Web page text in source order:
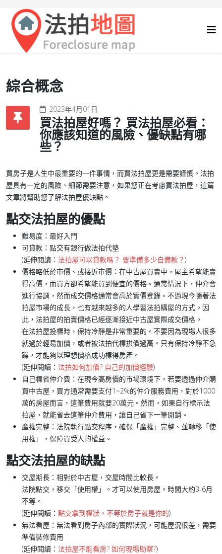
綜合概念
2023年4月01日
買法拍屋好嗎？ 買法拍屋必看：
你應該知道的風險、優缺點有哪
些？
買房子是人生中最重要的一件事情，而買法拍屋更是需要謹慎。法拍
屋具有一定的風險、細節需要注意，如果您正在考慮買法拍屋，這篇
文章將幫助您了解法拍屋優缺點。
點交法拍屋的優點
難易度： 最好入門
可貸款： 點交有銀行做法拍代墊
(延伸閱讀： 法拍屋可以貸款嗎？ 要準備多少自備款？)
價格略低於市價、或接近市價： 在中古屋買賣中，屋主希望能賣
得高價，而買方卻希望能買到便宜的價格。通常情況下，仲介會
進行協調，然而成交價格通常會高於實價登錄。不過現今隨著法
拍屋市場的成長，也有越來越多的人學習法拍購屋的方式。因
此，法拍屋的拍賣價格已經逐漸接近中古屋實際成交價格。
在法拍屋投標時，保持冷靜是非常重要的。不要因為現場人很多
就過於輕易加價，或者被法拍代標拱價過高。只有保持冷靜不急
躁，才能夠以理想價格成功標得房產。
(延伸閱讀： 法拍如何加價? 自己的加價經驗)
自己標省仲介費： 在現今高房價的市場環境下，若要透過仲介購
買中古屋，買方通常需要支付1~2%的仲介服務費用，對於1000
萬的房屋而言，這筆費用就要20萬元。然而，如果自行標示法
拍屋，就能省去這筆仲介費用，讓自己省下一筆開銷。
產權完整： 法院執行點交程序，確保「產權」完整、並轉移「使
用權」，保障買受人的權益。
點交法拍屋的缺點
交屋期長： 相對於中古屋，交屋時間比較長。
法院點交，移交「使用權」。才可以使用房屋。時間大約3-6月
不等。
(延伸閱讀： 點交拿到權狀，不等於房子就是你的)
無法看屋： 無法看到房子內部的實際狀況，可能屋況很差，需要
準備裝修費用
(延伸閱讀： 法拍屋不能看房? 如何現場勘察?)